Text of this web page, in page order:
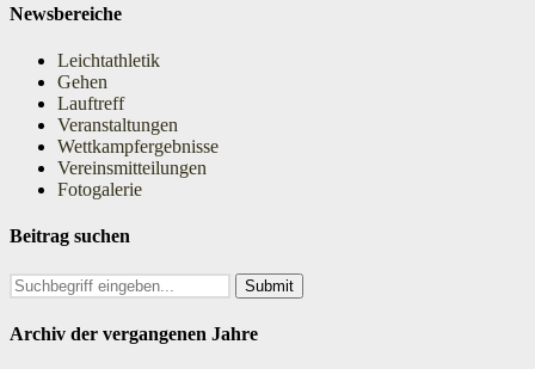
Newsbereiche
Leichtathletik
Gehen
Lauftreff
Veranstaltungen
Wettkampfergebnisse
Vereinsmitteilungen
Fotogalerie
Beitrag suchen
Search
Archiv der vergangenen Jahre